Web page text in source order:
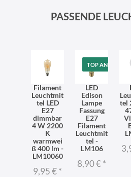
PASSENDE
Filament
Leuchtmit
tel LED
E27
dimmbar
4 W 2200
K
warmwei
ß 400 lm -
LM10060
9,95 €*
TOP ANGEBOT
LED
Edison
Lampe
Fassung
E27
Filament
Leuchtmit
tel -
LM106
8,90 €*
tel